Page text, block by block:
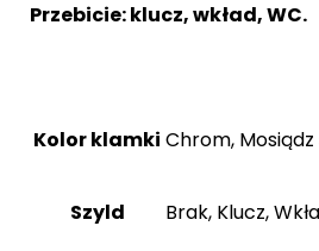
Przebicie: klucz, wkład, WC.
Kolor klamki Chrom,
Szyld Brak, Klucz,